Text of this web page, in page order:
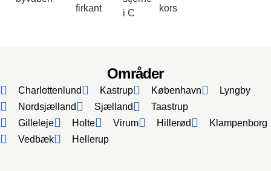
Områder
Charlottenlund Kastrup København
Lyngby
Nordsjælland
Sjælland
Taastrup
Gilleleje
Holte Virum Hillerød
Klampenborg
Vedbæk
Hellerup